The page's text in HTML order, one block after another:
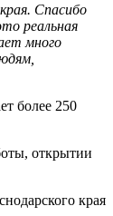
Спасибо
реальная
много
более 250
открытии
края